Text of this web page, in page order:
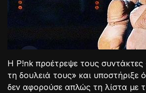
Η P!nk προέτρεψε τους
τη δουλειά τους» και υποστήριξε
δεν αφορούσε απλώς τη λίστα με